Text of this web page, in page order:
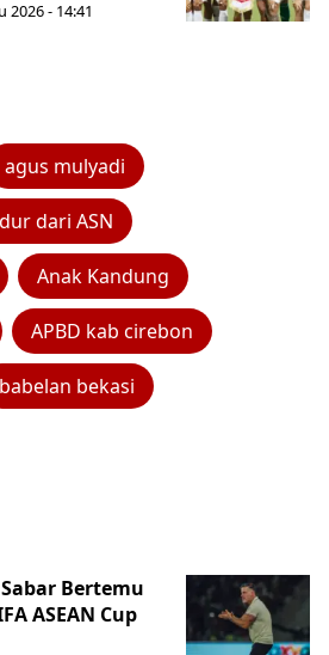
2026 - 14:41
agus mulyadi
dari ASN
Anak Kandung
APBD kab cirebon
babelan bekasi
Bertemu
ASEAN Cup